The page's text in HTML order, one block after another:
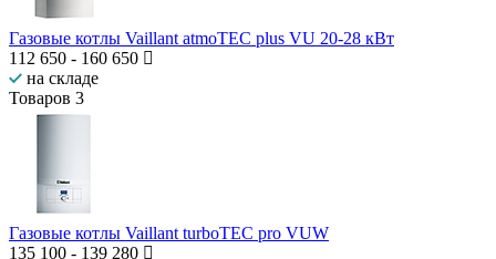
Газовые котлы Vaillant atmoTEC plus VU 20-28 кВт
112 650 - 160 650
на складе
Товаров 3
Газовые котлы Vaillant turboTEC pro VUW
135 100 - 139 280